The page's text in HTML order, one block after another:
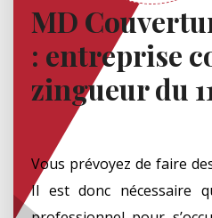
MD
: entreprise
zingueur du
Vous prévoyez de faire
Il est donc nécessaire